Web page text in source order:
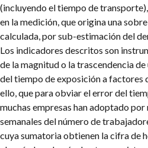
(incluyendo el tiempo de
en la medición, que origina una
calculada, por sub-estimación del
Los indicadores descritos son
de la magnitud o la trascendencia
del tiempo de exposición a factores
ello, que para obviar el error del
muchas empresas han adoptado
semanales del número de
cuya sumatoria obtienen la cifra de